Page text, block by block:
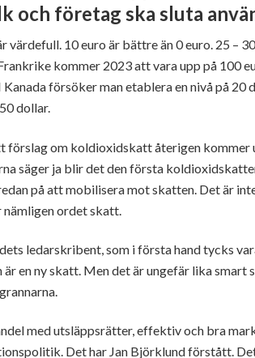
och företag ska sluta
10 euro är bättre än 0 euro. 25 –
kommer 2023 att vara upp på 100
Kanada försöker man etablera en nivå på
dollar.
förslag om koldioxidskatt återigen kommer
säger ja blir det den första
på att mobilisera mot skatten. Det är
ordet skatt.
ledarskribent, som i första hand tycks
en ny skatt. Men det är ungefär lika smart
med utsläppsrätter, effektiv och bra
Det har Jan Björklund förstått.